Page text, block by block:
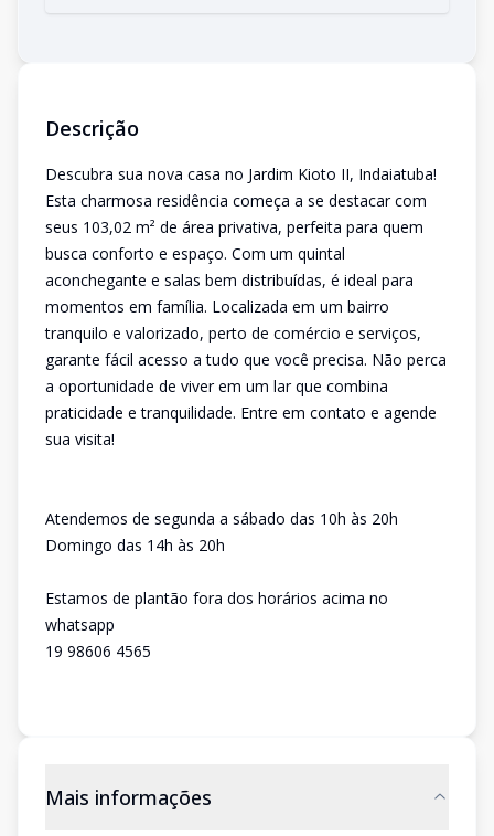
Descrição
Descubra sua nova casa no Jardim Kioto II, Indaiatuba!
Esta charmosa residência começa a se destacar com
seus 103,02 m² de área privativa, perfeita para quem
busca conforto e espaço. Com um quintal
aconchegante e salas bem distribuídas, é ideal para
momentos em família. Localizada em um bairro
tranquilo e valorizado, perto de comércio e serviços,
garante fácil acesso a tudo que você precisa. Não perca
a oportunidade de viver em um lar que combina
praticidade e tranquilidade. Entre em contato e agende
sua visita!
Atendemos de segunda a sábado das 10h às 20h
Domingo das 14h às 20h
Estamos de plantão fora dos horários acima no
whatsapp
19 98606 4565
Mais informações